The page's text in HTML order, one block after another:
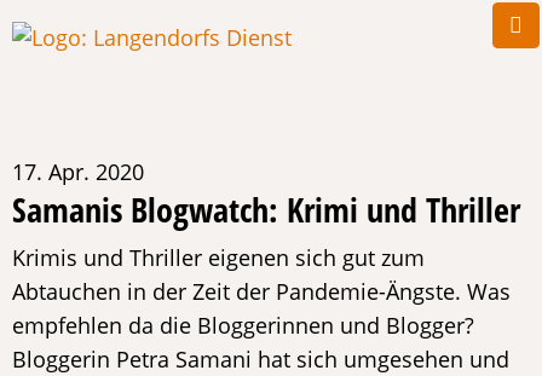
17. Apr. 2020
Samanis Blogwatch: Krimi und Thriller
Krimis und Thriller eigenen sich gut zum
Abtauchen in der Zeit der Pandemie-Ängste. Was
empfehlen da die Bloggerinnen und Blogger?
Bloggerin Petra Samani hat sich umgesehen und